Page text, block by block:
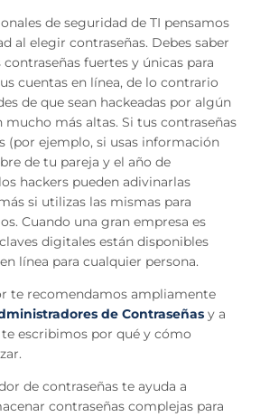
de seguridad de TI pensamos
al elegir contraseñas. Debes saber
contraseñas fuertes y únicas para
cuentas en línea, de lo contrario
de que sean hackeadas por algún
mucho más altas. Si tus contraseñas
(por ejemplo, si usas información
de tu pareja y el año de
hackers pueden adivinarlas
si utilizas las mismas para
Cuando una gran empresa es
digitales están disponibles
línea para cualquier persona.
te recomendamos ampliamente
de Contraseñas y a
escribimos por qué y cómo
de contraseñas te ayuda a
contraseñas complejas para